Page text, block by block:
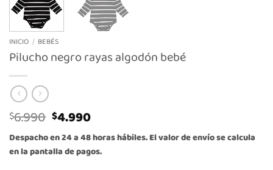
INICIO / BEBÉS
Pilucho negro rayas algodón bebé
$6.990 El
precio
original
era:
$4.990El
precio
actual
es:
Despacho en 24 a 48 horas hábiles. El valor de envío se calcula
en la pantalla de pagos.